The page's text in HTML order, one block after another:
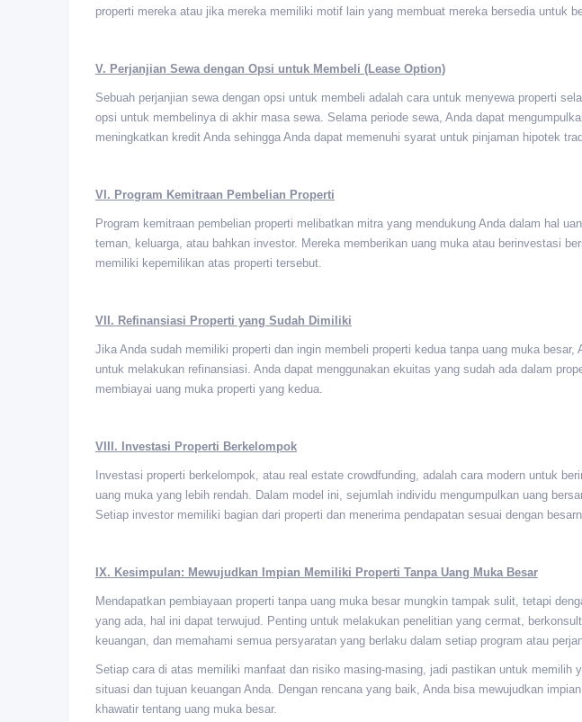
properti mereka atau jika mereka memiliki motif lain yang membuat mereka bersedia untuk
V. Perjanjian Sewa dengan Opsi untuk Membeli (Lease Option)
Sebuah perjanjian sewa dengan opsi untuk membeli adalah cara untuk menyewa properti
opsi untuk membelinya di akhir masa sewa. Selama periode sewa, Anda dapat
meningkatkan kredit Anda sehingga Anda dapat memenuhi syarat untuk pinjaman hipotek
VI. Program Kemitraan Pembelian Properti
Program kemitraan pembelian properti melibatkan mitra yang mendukung Anda dalam hal
teman, keluarga, atau bahkan investor. Mereka memberikan uang muka atau berinvestasi
memiliki kepemilikan atas properti tersebut.
VII. Refinansiasi Properti yang Sudah Dimiliki
Jika Anda sudah memiliki properti dan ingin membeli properti kedua tanpa uang muka besar,
untuk melakukan refinansiasi. Anda dapat menggunakan ekuitas yang sudah ada dalam
membiayai uang muka properti yang kedua.
VIII. Investasi Properti Berkelompok
Investasi properti berkelompok, atau real estate crowdfunding, adalah cara modern untuk
uang muka yang lebih rendah. Dalam model ini, sejumlah individu mengumpulkan uang
Setiap investor memiliki bagian dari properti dan menerima pendapatan sesuai dengan
IX. Kesimpulan: Mewujudkan Impian Memiliki Properti Tanpa Uang Muka Besar
Mendapatkan pembiayaan properti tanpa uang muka besar mungkin tampak sulit, tetapi
yang ada, hal ini dapat terwujud. Penting untuk melakukan penelitian yang cermat,
keuangan, dan memahami semua persyaratan yang berlaku dalam setiap program atau
Setiap cara di atas memiliki manfaat dan risiko masing-masing, jadi pastikan untuk memilih
situasi dan tujuan keuangan Anda. Dengan rencana yang baik, Anda bisa mewujudkan
khawatir tentang uang muka besar.